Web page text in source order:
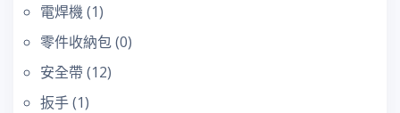
電焊機(1)
零件收納包(0)
安全帶 (12)
扳手(1)